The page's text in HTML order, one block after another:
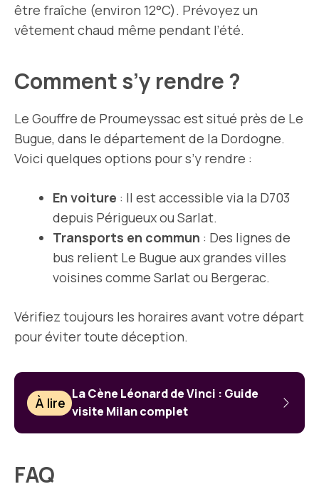
être fraîche (environ 12°C). Prévoyez un
vêtement chaud même pendant l’été.
Comment s’y rendre ?
Le Gouffre de Proumeyssac est situé près de Le
Bugue, dans le département de la Dordogne.
Voici quelques options pour s’y rendre :
En voiture : Il est accessible via la D703
depuis Périgueux ou Sarlat.
Transports en commun : Des lignes de
bus relient Le Bugue aux grandes villes
voisines comme Sarlat ou Bergerac.
Vérifiez toujours les horaires avant votre départ
pour éviter toute déception.
À lire
La Cène Léonard de Vinci : Guide
visite Milan complet
FAQ